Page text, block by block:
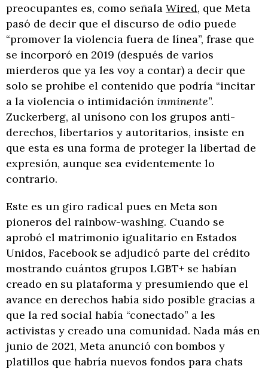
preocupantes es, como señala Wired, que Meta
pasó de decir que el discurso de odio puede
“promover la violencia fuera de línea”, frase que
se incorporó en 2019 (después de varios
mierderos que ya les voy a contar) a decir que
solo se prohibe el contenido que podría “incitar
a la violencia o intimidación inminente”.
Zuckerberg, al unísono con los grupos anti-
derechos, libertarios y autoritarios, insiste en
que esta es una forma de proteger la libertad de
expresión, aunque sea evidentemente lo
contrario.
Este es un giro radical pues en Meta son
pioneros del rainbow-washing. Cuando se
aprobó el matrimonio igualitario en Estados
Unidos, Facebook se adjudicó parte del crédito
mostrando cuántos grupos LGBT+ se habían
creado en su plataforma y presumiendo que el
avance en derechos había sido posible gracias a
que la red social había “conectado” a les
activistas y creado una comunidad. Nada más en
junio de 2021, Meta anunció con bombos y
platillos que habría nuevos fondos para chats